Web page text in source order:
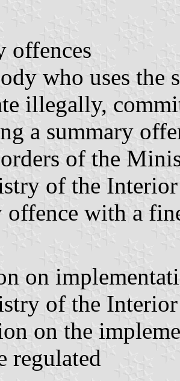
offences
who uses the
illegally,
a summary
of the
of the Interior
offence with a
on
of the Interior
on the
regulated